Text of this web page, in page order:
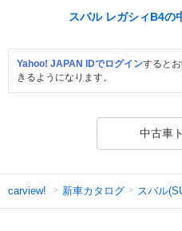
スバル レガシィB4の
Yahoo! JAPAN IDでログインすると
きるようになります。
中古車
carview! 新車カタログ スバル